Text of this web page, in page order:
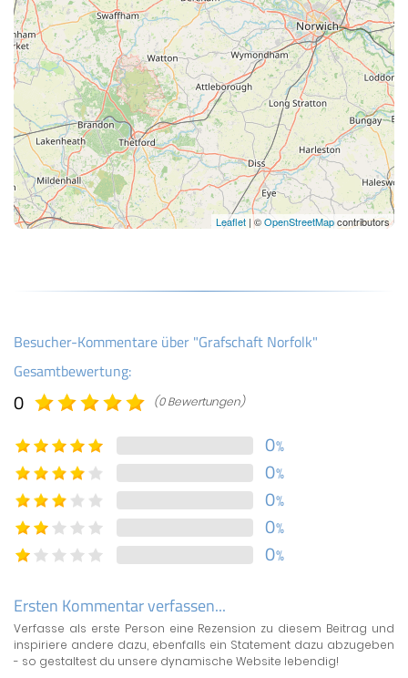
Leaflet | ©OpenStreetMapcontributors
Besucher-Kommentare über "Grafschaft Norfolk"
Gesamtbewertung:
0 (0 Bewertungen)
0%
0%
0%
0%
0%
Ersten Kommentar verfassen...
Verfasse als erste Person eine Rezension zu diesem Beitrag und
inspiriere andere dazu, ebenfalls ein Statement dazu abzugeben
- so gestaltest du unsere dynamische Website lebendig!